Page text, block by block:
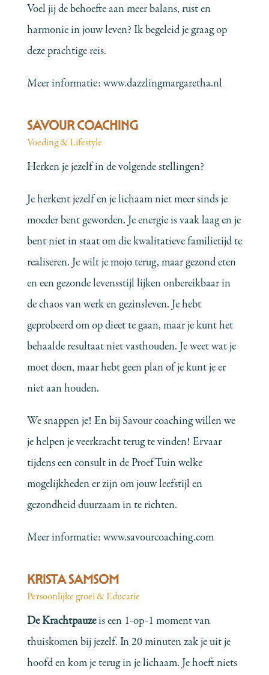
Voel jij de behoefte aan meer balans, rust en
harmonie in jouw leven? Ik begeleid je graag op
deze prachtige reis.
Meer informatie:www.dazzlingmargaretha.nl
SAVOUR COACHING
Voeding & Lifestyle
Herken je jezelf in de volgende stellingen?
Je herkent jezelf en je lichaam niet meer sinds je
moeder bent geworden. Je energie is vaak laag en je
bent niet in staat om die kwalitatieve familietijd te
realiseren. Je wilt je mojo terug, maar gezond eten
en een gezonde levensstijl lijken onbereikbaar in
de chaos van werk en gezinsleven. Je hebt
geprobeerd om op dieet te gaan, maar je kunt het
behaalde resultaat niet vasthouden. Je weet wat je
moet doen, maar hebt geen plan of je kunt je er
niet aan houden.
We snappen je! En bij Savour coaching willen we
je helpen je veerkracht terug te vinden! Ervaar
tijdens een consult in de ProefTuin welke
mogelijkheden er zijn om jouw leefstijl en
gezondheid duurzaam in te richten.
Meer informatie:www.savourcoaching.com
KRISTA SAMSOM
Persoonlijke groei & Educatie
De Krachtpauzeis een 1-op-1 moment van
thuiskomen bij jezelf. In 20 minuten zak je uit je
hoofd en kom je terug in je lichaam. Je hoeft niets